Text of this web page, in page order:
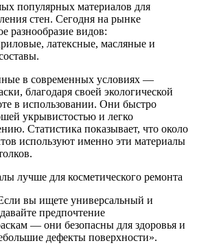
популярных материалов для
стен. Сегодня на рынке
разнообразие видов:
латексные, масляные и
в современных условиях —
благодаря своей экологической
в использовании. Они быстро
укрывистостью и легко
Статистика показывает, что около
используют именно эти материалы
вы ищете универсальный и
предпочтение
— они безопасны для здоровья и
дефекты поверхности».